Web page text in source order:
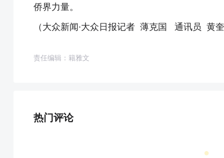
侨界力量。
（大众新闻·大众日报记者 薄克国 通讯员 黄
责任编辑：籍雅文
热门评论